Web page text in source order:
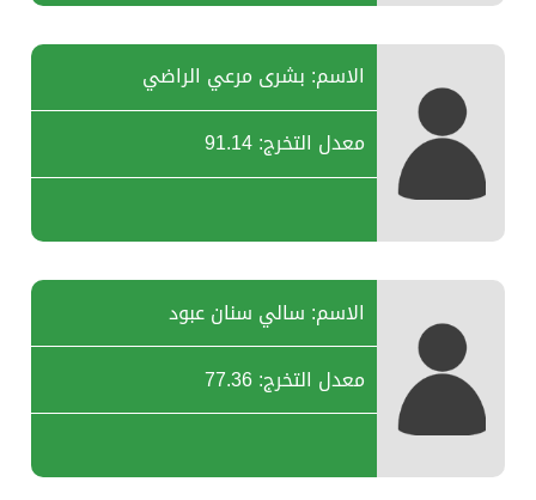
الاسم: بشرى مرعي الراضي
معدل التخرج: 91.14
الاسم: سالي سنان عبود
معدل التخرج: 77.36